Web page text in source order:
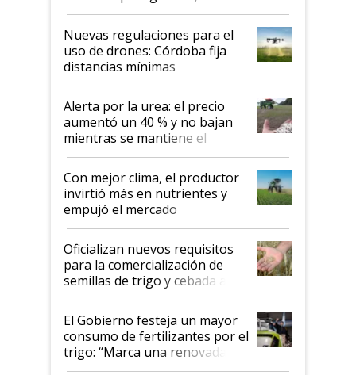
palabras de advertencia e
indicaciones
Nuevas regulaciones para el
uso de drones: Córdoba fija
distancias mínimas
Alerta por la urea: el precio
aumentó un 40 % y no bajan
mientras se mantiene el
conflicto en Medio Oriente
Con mejor clima, el productor
invirtió más en nutrientes y
empujó el mercado
Oficializan nuevos requisitos
para la comercialización de
semillas de trigo y cebada a
granel
El Gobierno festeja un mayor
consumo de fertilizantes por el
trigo: “Marca una renovada
confianza de los productores”